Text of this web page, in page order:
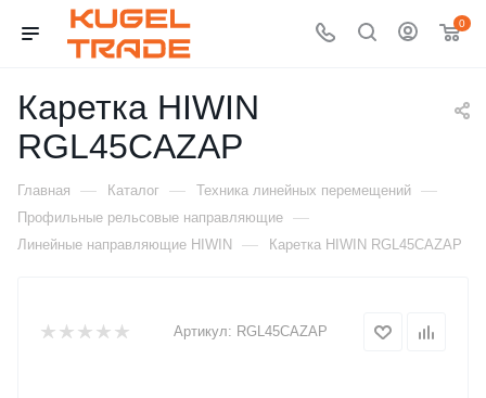
0
Каретка HIWIN
RGL45CAZAP
Главная — Каталог — Техника линейных перемещений —
Профильные рельсовые направляющие —
Линейные направляющие HIWIN — Каретка HIWIN RGL45CAZAP
Артикул: RGL45CAZAP